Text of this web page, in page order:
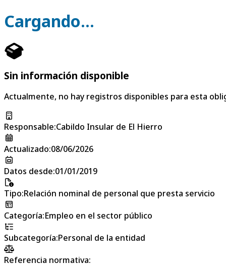
Cargando...
Sin información disponible
Actualmente, no hay registros disponibles para esta
Responsable:Cabildo Insular de El Hierro
Actualizado:08/06/2026
Datos desde:01/01/2019
Tipo:Relación nominal de personal que presta servicio
Categoría:Empleo en el sector público
Subcategoría:Personal de la entidad
Referencia normativa: